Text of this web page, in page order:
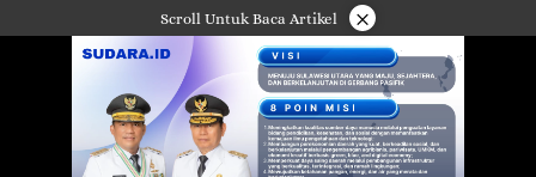
ke
Scroll Untuk Baca Artikel ×